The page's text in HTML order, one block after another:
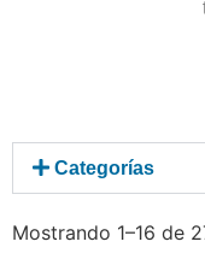
Categorías
Mostrando 1–16 de